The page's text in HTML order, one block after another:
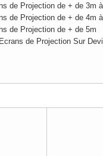
de Projection de + de 3m
de Projection de + de 4m
de Projection de + de 5m
de Projection Sur